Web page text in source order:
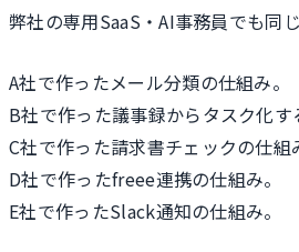
弊社の専用SaaS・AI事務員でも同じ
A社で作ったメール分類の仕組み。
B社で作った議事録からタスク化す
C社で作った請求書チェックの仕組
D社で作ったfreee連携の仕組み。
E社で作ったSlack通知の仕組み。